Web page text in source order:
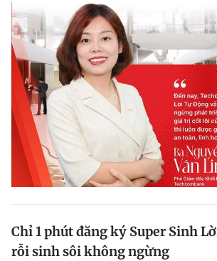
Theo dõi báo trên
Hotline
0906 645 777
Liên hệ
0908 780
Đặt báo Quảng cáo RSS Tòa soạn
Phó tổng biên tập: Lâm Hiếu Dũng
Phó tổng biên tập: Trần Việt Hưng
Tổng thư ký tòa soạn: Đức Trung
Chỉ 1 phút đăng ký Super Sinh
rỗi sinh sôi không ngừng